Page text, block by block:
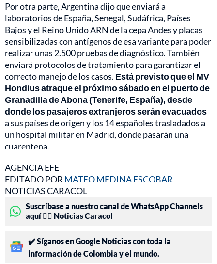
Por otra parte, Argentina dijo que enviará a
laboratorios de España, Senegal, Sudáfrica, Países
Bajos y el Reino Unido ARN de la cepa Andes y placas
sensibilizadas con antígenos de esa variante para poder
realizar unas 2.500 pruebas de diagnóstico. También
enviará protocolos de tratamiento para garantizar el
correcto manejo de los casos. Está previsto que el MV
Hondius atraque el próximo sábado en el puerto de
Granadilla de Abona (Tenerife, España), desde
donde los pasajeros extranjeros serán evacuados
a sus países de origen y los 14 españoles trasladados a
un hospital militar en Madrid, donde pasarán una
cuarentena.
AGENCIA EFE
EDITADO POR MATEO MEDINA ESCOBAR
NOTICIAS CARACOL
Suscríbase a nuestro canal de WhatsApp Channels
aquí 👉🏻 Noticias Caracol
✔️ Síganos en Google Noticias con toda la
información de Colombia y el mundo.